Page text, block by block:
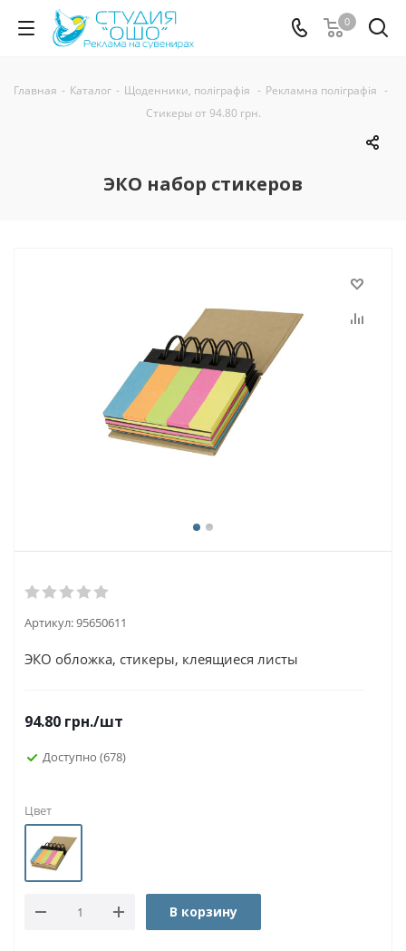
0
Главная - Каталог - Щоденники, поліграфія - Рекламна поліграфія -
Стикеры от 94.80 грн.
ЭКО набор стикеров
Артикул:95650611
ЭКО обложка, стикеры, клеящиеся листы
94.80 грн./шт
Доступно (678)
Цвет
В корзину